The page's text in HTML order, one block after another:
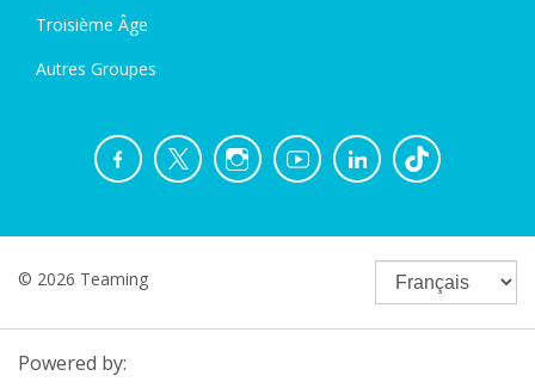
Troisième Âge
Autres Groupes
© 2026 Teaming
Powered by: